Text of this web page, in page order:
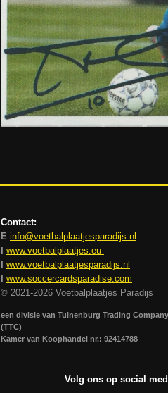
Contact:
E info@voetbalplaatjesparadijs.nl
I www.voetbalplaatjes.eu
I www.voetbalplaatjesparadijs.nl
I www.soccercardsparadise.com
© 2021-2026 Voetbalplaatjes Paradijs
een divisie van Tuinenburg Trading Company
(TTC)
Kamer van Koophandel nr.: 92414788
Volg ons op social